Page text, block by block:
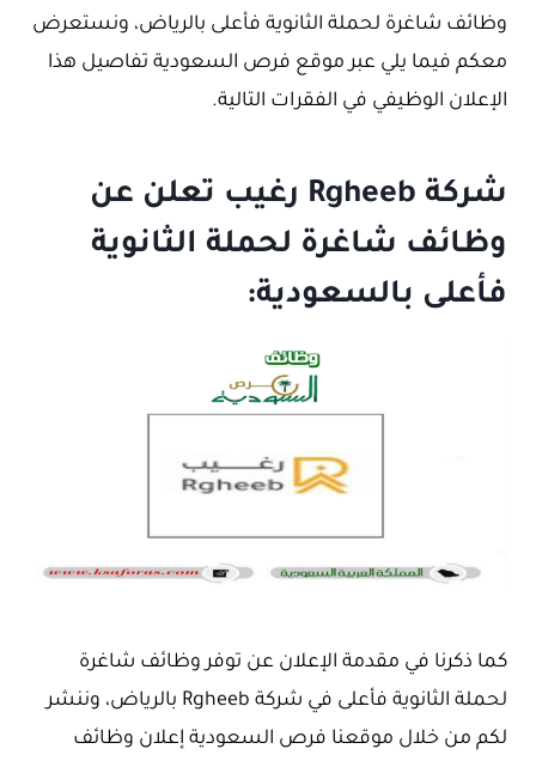
وظائف شاغرة لحملة الثانوية فأعلى بالرياض، ونستعرض
معكم فيما يلي عبر موقع فرص السعودية تفاصيل هذا
الإعلان الوظيفي في الفقرات التالية.
شركة Rgheeb رغيب تعلن عن
وظائف شاغرة لحملة الثانوية
فأعلى بالسعودية:
كما ذكرنا في مقدمة الإعلان عن توفر وظائف شاغرة
لحملة الثانوية فأعلى في شركة Rgheeb بالرياض، وننشر
لكم من خلال موقعنا فرص السعودية إعلان وظائف